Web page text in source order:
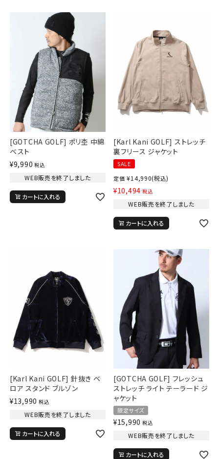
search
価格から探す
並び順
サイズ
S
L
XL
XXXL
29inc
30inc
32inc
38inc
[GOTCHA GOLF] ポリ杢 中綿
ベスト
¥9,990 税込
WEB販売を終了しました
カートに入れる
[Karl Kani GOLF] ストレッチ
裏フリース ジャケット
SALE
定価 ¥14,990(税込)
¥10,494 税込
WEB販売を終了しました
カートに入れる
[Karl Kani GOLF] 針抜き ベ
ロア スタンド ブルゾン
¥13,990 税込
WEB販売を終了しました
カートに入れる
[GOTCHA GOLF] フレッシュ
ストレッチ ライト テーラード ジ
ャケット
限定サイズ
¥15,990 税込
WEB販売を終了しました
カートに入れる